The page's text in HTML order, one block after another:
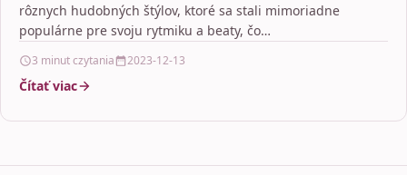
rôznych hudobných štýlov, ktoré sa stali mimoriadne
populárne pre svoju rytmiku a beaty, čo…
3 minut czytania 2023-12-13
Čítať viac